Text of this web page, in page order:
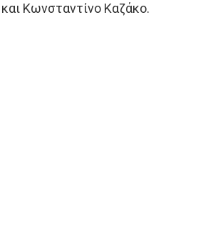
Κωνσταντίνο Καζάκο.